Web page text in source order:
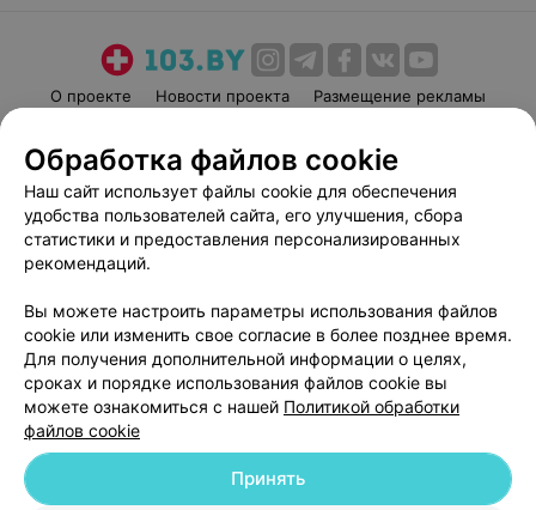
О проекте Новости проекта
Размещение рекламы
Пользовательское соглашение
Способы оплаты
Вакансии
Партнеры
Написать руководителю 103.by
Обработка персональных данных
© 2026 ООО «Артокс Лаб», УНП 191700409 | 220012, Республика Беларусь,
Обработка файлов cookie
Наш сайт использует файлы cookie для обеспечения
удобства пользователей сайта, его улучшения, сбора
статистики и предоставления персонализированных
рекомендаций.
Вы можете настроить параметры использования файлов
cookie или изменить свое согласие в более позднее время.
Для получения дополнительной информации о целях,
сроках и порядке использования файлов cookie вы
можете ознакомиться с нашей Политикой обработки
файлов cookie
Принять